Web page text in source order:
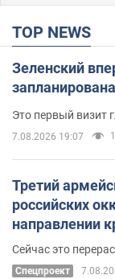
TOP NEWS
Зеленский
Это первый визит
7.08.2026 19:07
Третий
российских
направлении
удалось
Сейчас это
Спецпроект